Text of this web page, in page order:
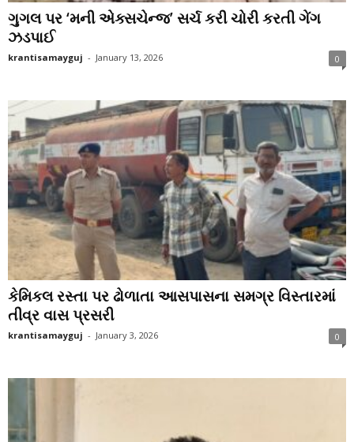
ગુગલ પર ‘મની એક્સચેન્જ’ સર્ચ કરી ચોરી કરતી ગેંગ
ઝડપાઈ
krantisamayguj - January 13, 2026 0
કેમિકલ રસ્તા પર ઢોળાતા આસપાસના સમગ્ર વિસ્તારમાં
તીવ્ર વાસ પ્રસરી
krantisamayguj - January 3, 2026 0